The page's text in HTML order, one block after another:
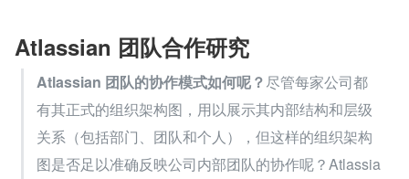
Atlassian 团队合作研究
Atlassian 团队的协作模式如何呢？尽管每家公司都
有其正式的组织架构图，用以展示其内部结构和层级
关系（包括部门、团队和个人），但这样的组织架构
图是否足以准确反映公司内部团队的协作呢？Atlassia